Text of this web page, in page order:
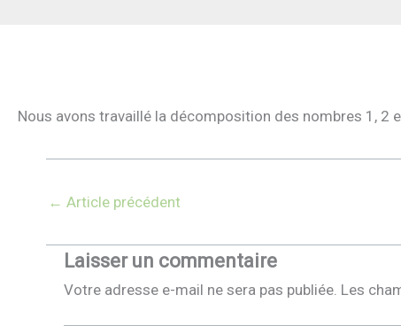
Nous avons travaillé la décomposition des nombres 1, 2
← Article précédent
Laisser un commentaire
Votre adresse e-mail ne sera pas publiée. Les